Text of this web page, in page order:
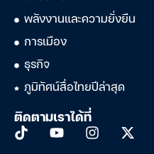
พลังงานและความยั่งยืน
การเมือง
ธุรกิจ
ภูมิทัศน์สื่อไทยปีล่าสุด
ติดตามเราได้ที่